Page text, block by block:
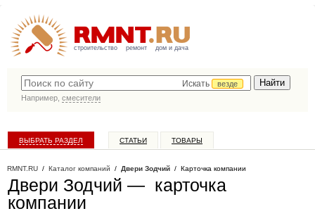
строительство ремонт дом и дача
Искать
везде
Например, смесители
ВЫБРАТЬ РАЗДЕЛ СТАТЬИ ТОВАРЫ
RMNT.RU / Каталог компаний / Двери Зодчий / Карточка компании
Двери Зодчий — карточка
компании